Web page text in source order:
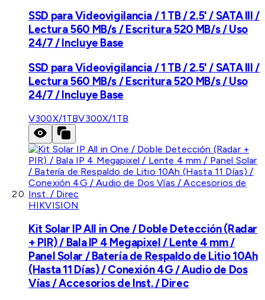
SSD para Videovigilancia / 1 TB / 2.5' / SATA III /
Lectura 560 MB/s / Escritura 520 MB/s / Uso
24/7 / Incluye Base
SSD para Videovigilancia / 1 TB / 2.5' / SATA III /
Lectura 560 MB/s / Escritura 520 MB/s / Uso
24/7 / Incluye Base
V300X/1TBV300X/1TB
HIKVISION
Kit Solar IP All in One / Doble Detección (Radar
+ PIR) / Bala IP 4 Megapixel / Lente 4 mm /
Panel Solar / Batería de Respaldo de Litio 10Ah
(Hasta 11 Días) / Conexión 4G / Audio de Dos
Vías / Accesorios de Inst. / Direc